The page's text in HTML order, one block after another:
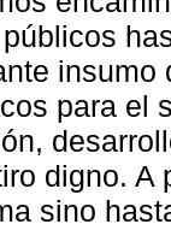
para el
digno. A
sino